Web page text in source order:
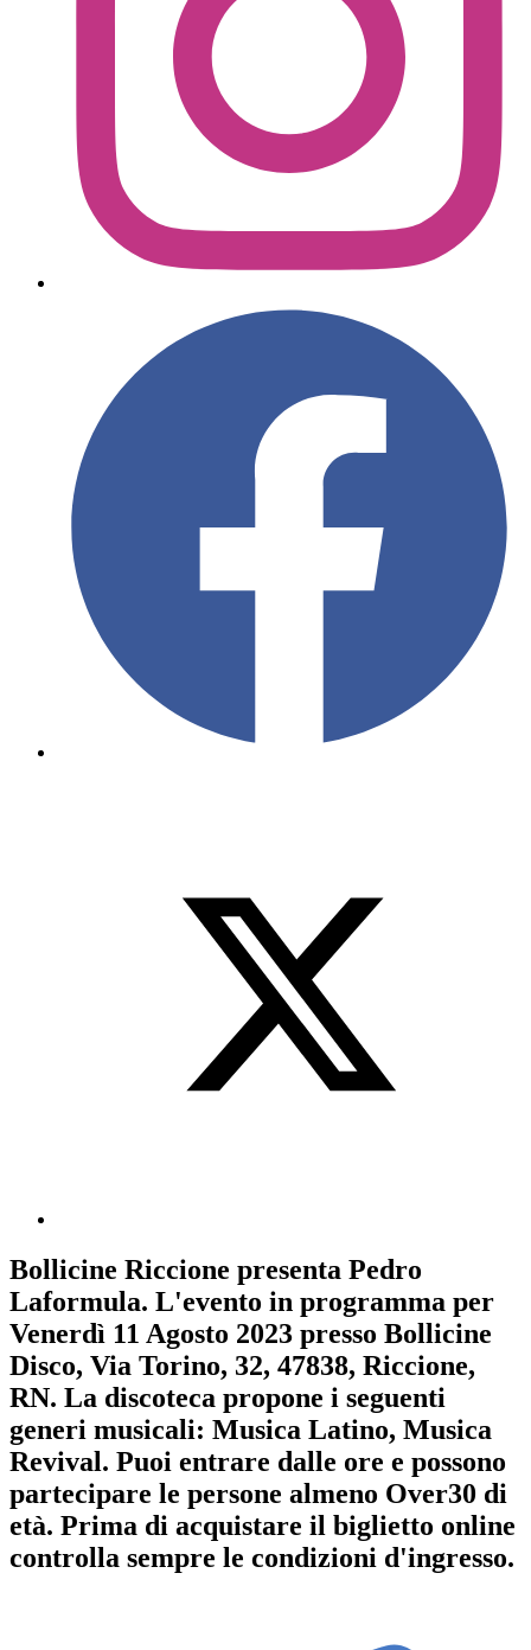
Bollicine Riccione presenta Pedro
Laformula. L'evento in programma per
Venerdì 11 Agosto 2023 presso Bollicine
Disco, Via Torino, 32, 47838, Riccione,
RN. La discoteca propone i seguenti
generi musicali: Musica Latino, Musica
Revival. Puoi entrare dalle ore e possono
partecipare le persone almeno Over30 di
età. Prima di acquistare il biglietto online
controlla sempre le condizioni d'ingresso.